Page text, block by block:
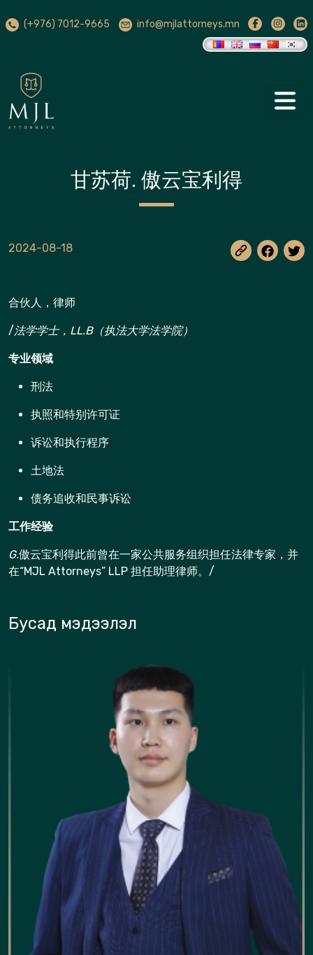
(+976) 7012-9665 info@mjlattorneys.mn
甘苏荷. 傲云宝利得
2024-08-18
合伙人，律师
/法学学士， LL.B（执法大学法学院）
专业领域
刑法
执照和特别许可证
诉讼和执行程序
土地法
债务追收和民事诉讼
工作经验
G.傲云宝利得此前曾在一家公共服务组织担任法律专家，并
在“MJL​​ Attorneys” LLP 担任助理律师。/
Бусад мэдээлэл